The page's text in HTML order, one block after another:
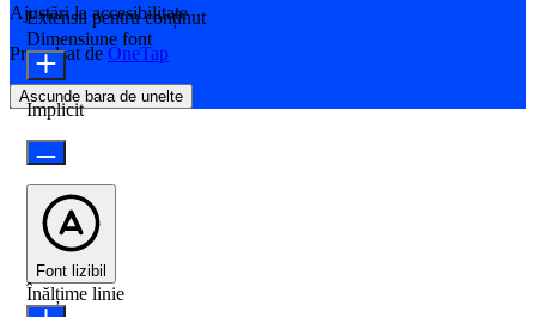
Ajustări la accesibilitate
Propulsat de OneTap
Ascunde bara de unelte
Extensii pentru conținut
Dimensiune font
Implicit
Font lizibil
Înălțime linie